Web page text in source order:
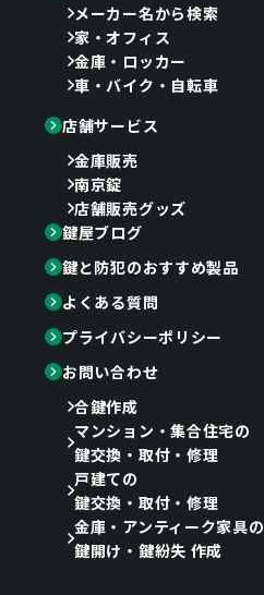
メーカー名から検索
家・オフィス
金庫・ロッカー
車・バイク・自転車
店舗サービス
金庫販売
南京錠
店舗販売グッズ
鍵屋ブログ
鍵と防犯のおすすめ製品
よくある質問
プライバシーポリシー
お問い合わせ
合鍵作成
マンション・集合住宅の
鍵交換・取付・修理
戸建ての
鍵交換・取付・修理
金庫・アンティーク家具の
鍵開け・鍵紛失 作成